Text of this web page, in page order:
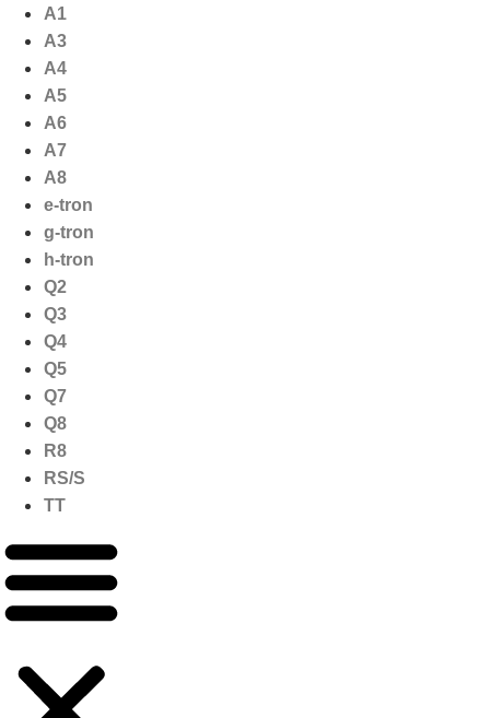
naar
inhoud
A1
A3
A4
A5
A6
A7
A8
e-tron
g-tron
h-tron
Q2
Q3
Q4
Q5
Q7
Q8
R8
RS/S
TT